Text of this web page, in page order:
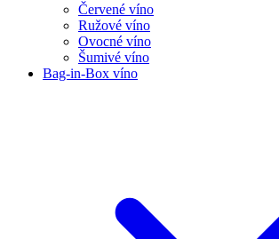
Červené víno
Ružové víno
Ovocné víno
Šumivé víno
Bag-in-Box víno